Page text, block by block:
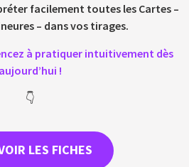
facilement toutes les Cartes –
– dans vos tirages.
à pratiquer intuitivement dès
aujourd’hui !
👇
LES FICHES